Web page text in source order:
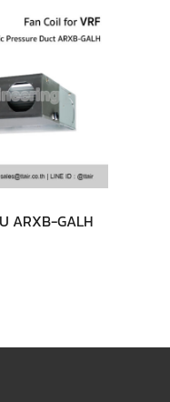
ARXB-GALH